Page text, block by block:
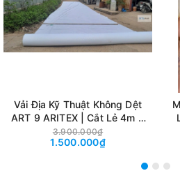
Vải Địa Kỹ Thuật Không Dệt
ART 9 ARITEX | Cắt Lẻ 4m ×
25m – 100m²
3.900.000₫
1.500.000₫